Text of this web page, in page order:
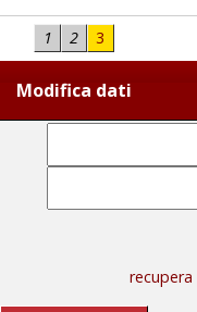
1 2 3
Modifica dati